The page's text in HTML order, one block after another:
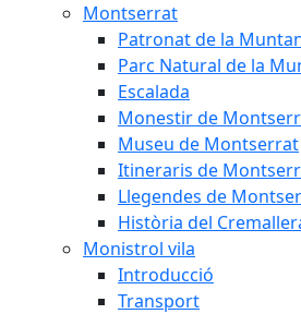
Montserrat
Patronat de la
Parc Natural de la
Escalada
Monestir de
Museu de Montserrat
Itineraris de
Llegendes de
Història del
Monistrol vila
Introducció
Transport